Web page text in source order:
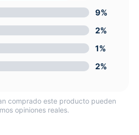
9%
2%
1%
2%
comprado este producto pueden
opiniones reales.